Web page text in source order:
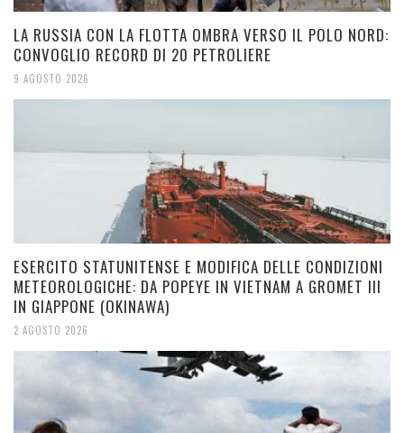
LA RUSSIA CON LA FLOTTA OMBRA VERSO IL POLO NORD:
CONVOGLIO RECORD DI 20 PETROLIERE
9 AGOSTO 2026
ESERCITO STATUNITENSE E MODIFICA DELLE CONDIZIONI
METEOROLOGICHE: DA POPEYE IN VIETNAM A GROMET III
IN GIAPPONE (OKINAWA)
2 AGOSTO 2026